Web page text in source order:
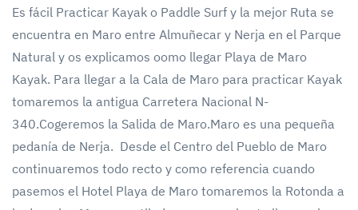
Es fácil Practicar Kayak o Paddle Surf y la mejor Ruta se
encuentra en Maro entre Almuñecar y Nerja en el Parque
Natural y os explicamos oomo llegar Playa de Maro
Kayak. Para llegar a la Cala de Maro para practicar Kayak
tomaremos la antigua Carretera Nacional N-
340.Cogeremos la Salida de Maro.Maro es una pequeña
pedanía de Nerja. Desde el Centro del Pueblo de Maro
continuaremos todo recto y como referencia cuando
pasemos el Hotel Playa de Maro tomaremos la Rotonda a